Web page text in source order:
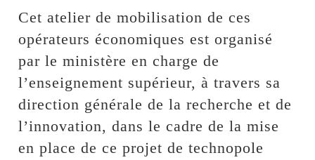
Cet atelier de mobilisation de ces
opérateurs économiques est organisé
par le ministère en charge de
l’enseignement supérieur, à travers sa
direction générale de la recherche et de
l’innovation, dans le cadre de la mise
en place de ce projet de technopole